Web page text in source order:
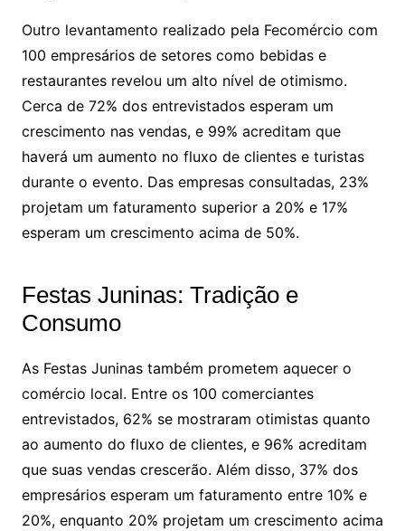
Outro levantamento realizado pela Fecomércio com
100 empresários de setores como bebidas e
restaurantes revelou um alto nível de otimismo.
Cerca de 72% dos entrevistados esperam um
crescimento nas vendas, e 99% acreditam que
haverá um aumento no fluxo de clientes e turistas
durante o evento. Das empresas consultadas, 23%
projetam um faturamento superior a 20% e 17%
esperam um crescimento acima de 50%.
Festas Juninas: Tradição e
Consumo
As Festas Juninas também prometem aquecer o
comércio local. Entre os 100 comerciantes
entrevistados, 62% se mostraram otimistas quanto
ao aumento do fluxo de clientes, e 96% acreditam
que suas vendas crescerão. Além disso, 37% dos
empresários esperam um faturamento entre 10% e
20%, enquanto 20% projetam um crescimento acima